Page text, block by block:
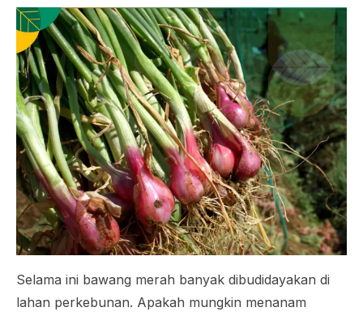
Selama ini bawang merah banyak dibudidayakan di
lahan perkebunan. Apakah mungkin menanam